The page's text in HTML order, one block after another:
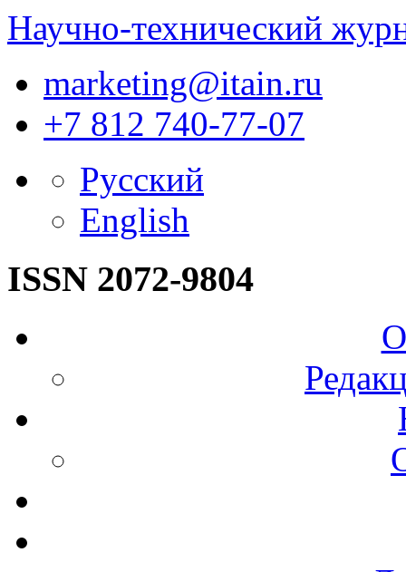
Научно-технический
marketing@itain.ru
+7 812 740-77-07
Русский
English
ISSN 2072-9804